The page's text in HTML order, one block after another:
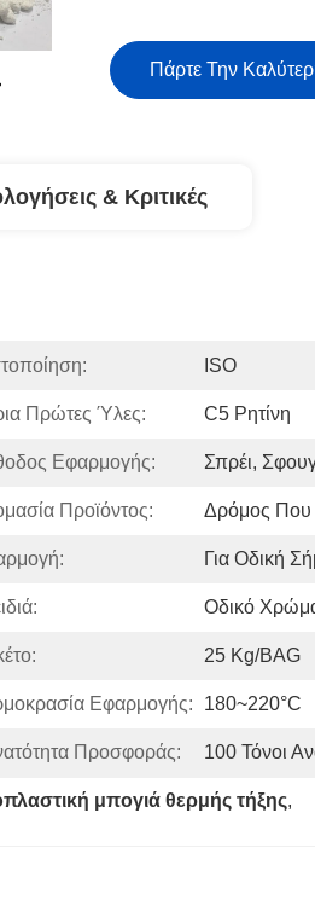
Πάρτε Την
& Κριτικές
ISO
Πρώτες Ύλες: C5 Ρητίνη
Εφαρμογής: Σπρέι,
Προϊόντος: Δρόμος Που
Για Οδική
Οδικό
25 Kg/BAG
Εφαρμογής: 180~220°C
Προσφοράς: 100 Τόνοι
μπογιά θερμής τήξης,